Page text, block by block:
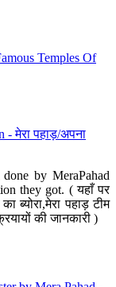
Temples Of
मेरा पहाड़/अपना
by MeraPahad
they got. ( यहाँ पर
ब्योरा,मेरा पहाड़ टीम
की जानकारी )